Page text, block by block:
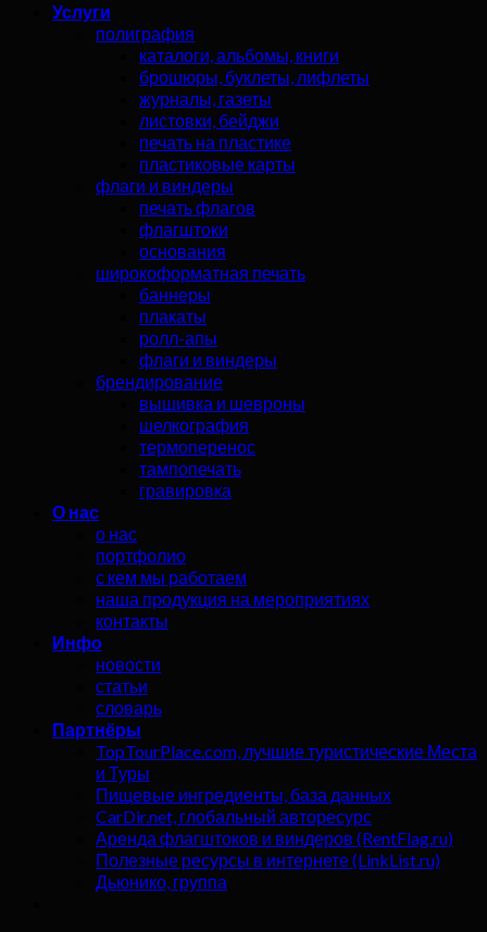
Услуги
полиграфия
каталоги, альбомы, книги
брошюры, буклеты, лифлеты
журналы, газеты
листовки, бейджи
печать на пластике
пластиковые карты
флаги и виндеры
печать флагов
флагштоки
основания
широкоформатная печать
баннеры
плакаты
ролл-апы
флаги и виндеры
брендирование
вышивка и шевроны
шелкография
термоперенос
тампопечать
гравировка
О нас
о нас
портфолио
с кем мы работаем
наша продукция на мероприятиях
контакты
Инфо
новости
статьи
словарь
Партнёры
TopTourPlace.com, лучшие туристические Места
и Туры
Пищевые ингредиенты, база данных
CarDir.net, глобальный авторесурс
Аренда флагштоков и виндеров (RentFlag.ru)
Полезные ресурсы в интернете (LinkList.ru)
Дьюнико, группа